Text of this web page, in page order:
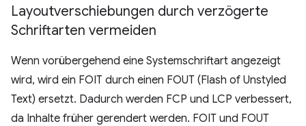
Layoutverschiebungen durch verzögerte
Schriftarten vermeiden
Wenn vorübergehend eine Systemschriftart angezeigt
wird, wird ein FOIT durch einen FOUT (Flash of Unstyled
Text) ersetzt. Dadurch werden FCP und LCP verbessert,
da Inhalte früher gerendert werden. FOIT und FOUT